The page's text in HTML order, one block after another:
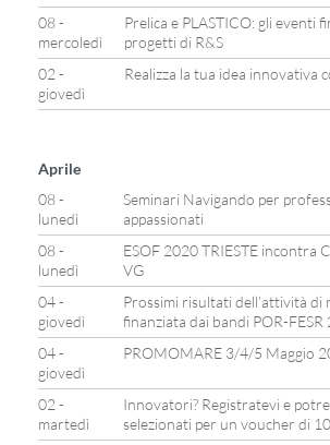
08 -
mercoledì
Prelica e PLASTICO: gli eventi
progetti di R&S
02 -
giovedì
Realizza la tua idea innovativa
Aprile
08 -
lunedì
Seminari Navigando per
appassionati
08 -
lunedì
ESOF 2020 TRIESTE incontra
VG
04 -
giovedì
Prossimi risultati dell’attività di
finanziata dai bandi POR-
04 -
giovedì
PROMOMARE 3/4/5 Maggio
02 -
martedì
Innovatori? Registratevi e
selezionati per un voucher di